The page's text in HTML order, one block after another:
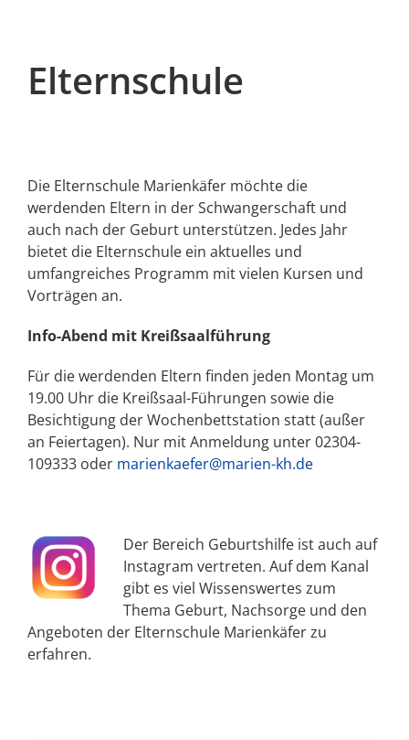
Elternschule
Die Elternschule Marienkäfer möchte die
werdenden Eltern in der Schwangerschaft und
auch nach der Geburt unterstützen. Jedes Jahr
bietet die Elternschule ein aktuelles und
umfangreiches Programm mit vielen Kursen und
Vorträgen an.
Info-Abend mit Kreißsaalführung
Für die werdenden Eltern finden jeden Montag um
19.00 Uhr die Kreißsaal-Führungen sowie die
Besichtigung der Wochenbettstation statt (außer
an Feiertagen). Nur mit Anmeldung unter 02304-
109333 oder marienkaefer@marien-kh.de
Der Bereich Geburtshilfe ist auch auf
Instagram vertreten. Auf dem Kanal
gibt es viel Wissenswertes zum
Thema Geburt, Nachsorge und den
Angeboten der Elternschule Marienkäfer zu
erfahren.